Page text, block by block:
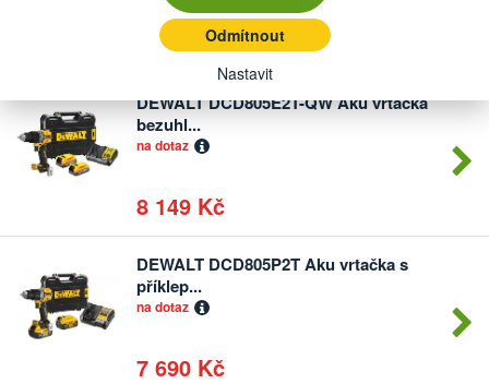
Odmítnout
Nastavit
9 990 Kč
DEWALT DCD805E2T-QW Aku vrtačka
bezuhl...
na dotaz
8 149 Kč
Počet
DEWALT DCD805P2T Aku vrtačka s
příklep...
na dotaz
7 690 Kč
Počet